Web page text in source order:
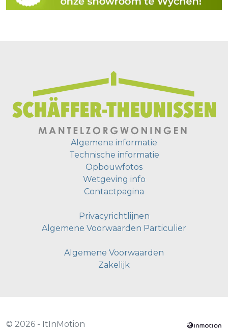
Algemene informatie
Technische informatie
Opbouwfotos
Wetgeving info
Contactpagina
Privacyrichtlijnen
Algemene Voorwaarden Particulier
Algemene Voorwaarden
Zakelijk
© 2026 - ItInMotion